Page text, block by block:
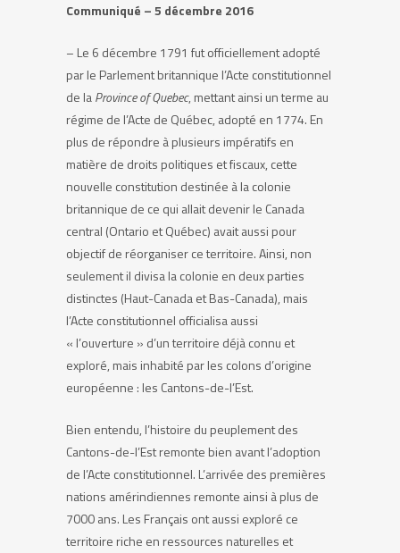
Communiqué – 5 décembre 2016
– Le 6 décembre 1791 fut officiellement adopté
par le Parlement britannique l’Acte constitutionnel
de laProvince of Quebec, mettant ainsi un terme au
régime de l’Acte de Québec, adopté en 1774. En
plus de répondre à plusieurs impératifs en
matière de droits politiques et fiscaux, cette
nouvelle constitution destinée à la colonie
britannique de ce qui allait devenir le Canada
central (Ontario et Québec) avait aussi pour
objectif de réorganiser ce territoire. Ainsi, non
seulement il divisa la colonie en deux parties
distinctes (Haut-Canada et Bas-Canada), mais
l’Acte constitutionnel officialisa aussi
« l’ouverture » d’un territoire déjà connu et
exploré, mais inhabité par les colons d’origine
européenne : les Cantons-de-l’Est.
Bien entendu, l’histoire du peuplement des
Cantons-de-l’Est remonte bien avant l’adoption
de l’Acte constitutionnel. L’arrivée des premières
nations amérindiennes remonte ainsi à plus de
7000 ans. Les Français ont aussi exploré ce
territoire riche en ressources naturelles et